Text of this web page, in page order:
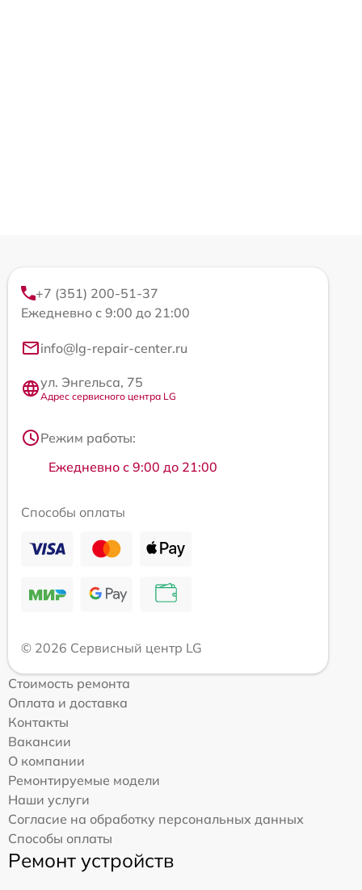
+7 (351) 200-51-37
Ежедневно с 9:00 до 21:00
info@lg-repair-center.ru
ул. Энгельса, 75
Адрес сервисного центра LG
Режим работы:
Ежедневно с 9:00 до 21:00
Способы оплаты
© 2026 Сервисный центр LG
Стоимость ремонта
Оплата и доставка
Контакты
Вакансии
О компании
Ремонтируемые модели
Наши услуги
Согласие на обработку персональных данных
Способы оплаты
Ремонт устройств